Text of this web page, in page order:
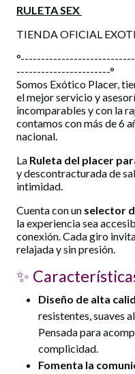
RULETA SEX
TIENDA OFICIAL
-----------------------°
Somos Exótico Placer,
el mejor servicio y
incomparables y con la
contamos con más de 6
nacional.
La Ruleta del placer
y descontracturada de
intimidad.
Cuenta con un selector
la experiencia sea
conexión. Cada giro
relajada y sin presión.
✨
Diseño de alta
resistentes, suaves
Pensada para
complicidad.
Fomenta la